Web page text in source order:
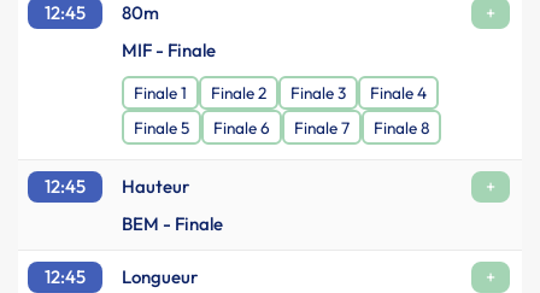
12:45 80m
+
MIF - Finale
Finale 1 Finale 2 Finale 3
Finale 4
Finale 5
Finale 6 Finale 7 Finale 8
12:45 Hauteur
+
BEM - Finale
12:45 Longueur
+